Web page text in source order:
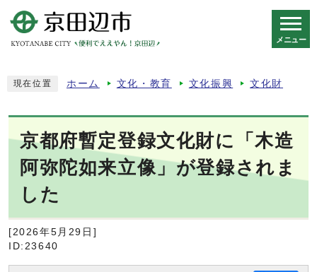
メニュー
現在位置 ホーム 文化・教育 文化振興 文化財
京都府暫定登録文化財に「木造
阿弥陀如来立像」が登録されま
した
[2026年5月29日]
ID:23640